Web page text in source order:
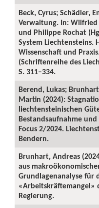
Beck, Cyrus; Schädler,
Verwaltung. In:
und Philippe Rochat
System Liechtensteins.
Wissenschaft und
(Schriftenreihe des
S. 311–334.
Berend, Lukas;
Martin (2024):
liechtensteinischen
Bestandsaufnahme und
Focus 2/2024.
Bendern.
Brunhart, Andreas
aus
Grundlagenanalyse für
«Arbeitskräftemangel»
Regierung.